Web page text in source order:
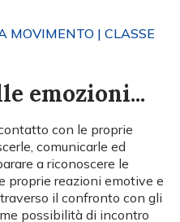
MOVIMENTO | CLASSE
emozioni...
con le proprie
comunicarle ed
a riconoscere le
proprie reazioni emotive e
il confronto con gli
possibilità di incontro